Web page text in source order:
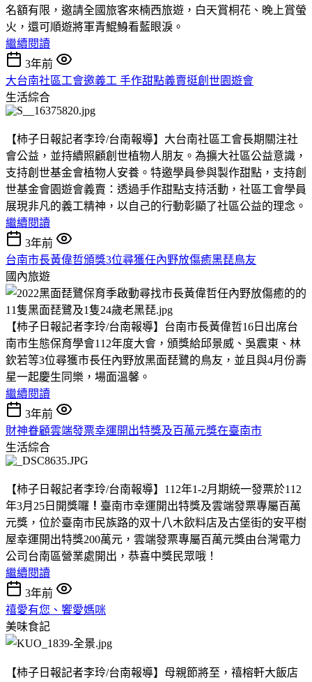
名額有限，邀請全國旅客來楠西旅遊，白天賞桐花、晚上賞螢
火，還可順遊將軍青鯤鯓看藍眼淚。
繼續閱讀
3年前
大台南社區工會邀義工 手作甜點義賣挺創世園遊會
生活綜合
【柿子日報記者李玲/台南報導】大台南社區工會長期關注社
會公益，並持續照顧創世植物人朋友。為擴大社區公益意識，
支持創世基金會植物人安養。特邀學員參與製作甜點，支持創
世基金會園遊會義賣：透過手作甜點支持活動，社區工會學員
展現非凡的義工精神，以自己的行動彰顯了社區公益的理念。
繼續閱讀
3年前
台南市長黃偉哲頒獎3位尋獲任內野放傷癒黑琵鳥友
國內旅遊
【柿子日報記者李玲/台南報導】台南市長黃偉哲16日出席台
南市生態保育學會112年度大會，頒獎給邱景威、吳震東、林
欽若等3位尋獲市長任內野放黑面琵鷺的鳥友，並且與4月份壽
星一起慶生同樂，場面溫馨。
繼續閱讀
3年前
財神眷顧雲端發票幸運開出特獎及百萬元獎在臺南市
生活綜合
【柿子日報記者李玲/台南報導】112年1-2月期統一發票於112
年3月25日開獎囉 ！ 臺南市幸運開出特獎及雲端發票專屬百萬
元獎，位於臺南市民族路的双十八木飲料店及古堡街的安平樹
屋幸運開出特獎200萬元，雲端發票專屬百萬元獎由台灣電力
公司台南區營業處開出，恭喜中獎民眾哦！
繼續閱讀
3年前
禧愛有您、饗愛媽咪
美味食記
【柿子日報記者李玲/台南報導】母親節將至，禧榕軒大飯店